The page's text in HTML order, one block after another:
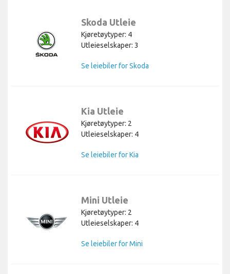
Skoda Utleie
Kjøretøytyper: 4
Utleieselskaper: 3
Se leiebiler for Skoda
Kia Utleie
Kjøretøytyper: 2
Utleieselskaper: 4
Se leiebiler for Kia
Mini Utleie
Kjøretøytyper: 2
Utleieselskaper: 4
Se leiebiler for Mini